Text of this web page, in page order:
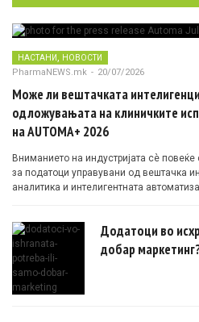
НАСТАНИ, НОВОСТИ
PharmaNEWS.mk - 20/07/2026
Може ли вештачката
одложувањата на клиничките
на AUTOMA+ 2026
Вниманието на индустријата сè
за податоци управувани од вештачка
аналитика и интелигентната
Додатоци во
добар